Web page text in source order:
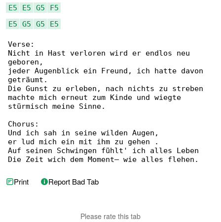
E5
E5 G5
F5
E5
G5 G5 E5
Verse:
Nicht in Hast verloren wird er endlos neu
geboren,
jeder Augenblick ein Freund, ich hatte davon
geträumt.
Die Gunst zu erleben, nach nichts zu streben
machte mich erneut zum Kinde und wiegte
stürmisch meine Sinne.
Chorus:
Und ich sah in seine wilden Augen,
er lud mich ein mit ihm zu gehen .
Auf seinen Schwingen fühlt' ich alles Leben
Die Zeit wich dem Moment– wie alles flehen.
Print Report Bad Tab
Please rate this tab